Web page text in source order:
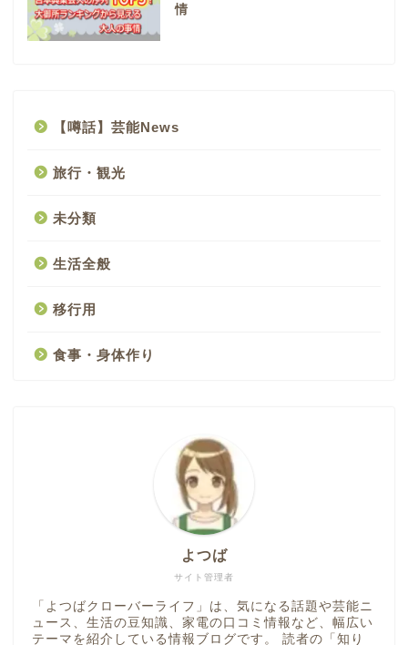
情
【噂話】芸能News
旅行・観光
未分類
生活全般
移行用
食事・身体作り
サイト管理者
よつば
「よつばクローバーライフ」は、気になる話題や芸能ニ
ュース、生活の豆知識、家電の口コミ情報など、幅広い
テーマを紹介している情報ブログです。 読者の「知り